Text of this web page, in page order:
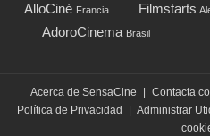
AlloCiné Francia Filmstarts
AdoroCinema Brasil
Acerca de SensaCine Contacta
Política de Privacidad
Administrar